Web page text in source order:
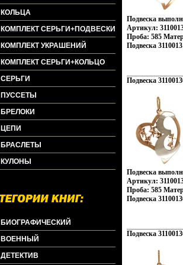
КОЛЬЦА
КОМПЛЕКТ СЕРЬГИ+ПОДВЕСКИ
КОМПЛЕКТ УКРАШЕНИЙ
КОМПЛЕКТ СЕРЬГИ+КОЛЬЦО
СЕРЬГИ
ПУССЕТЫ
БРЕЛОКИ
ЦЕПИ
БРАСЛЕТЫ
КУЛОНЫ
БИОГРАФИЧЕСКИЙ
ВОЕННЫЙ
ДЕТЕКТИВ
Подвеска
Артикул:
Проба: 585
Подвеска
Подвеска
Подвеска
Артикул:
Проба: 585
Подвеска
Подвеска